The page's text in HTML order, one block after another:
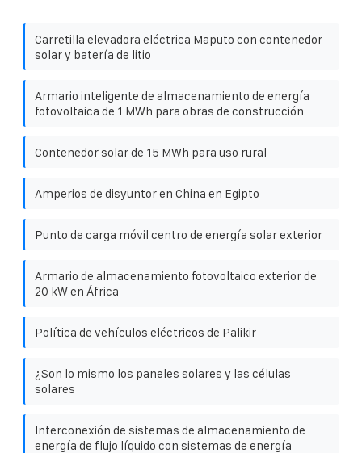
Carretilla elevadora eléctrica Maputo con contenedor
solar y batería de litio
Armario inteligente de almacenamiento de energía
fotovoltaica de 1 MWh para obras de construcción
Contenedor solar de 15 MWh para uso rural
Amperios de disyuntor en China en Egipto
Punto de carga móvil centro de energía solar exterior
Armario de almacenamiento fotovoltaico exterior de
20 kW en África
Política de vehículos eléctricos de Palikir
¿Son lo mismo los paneles solares y las células
solares
Interconexión de sistemas de almacenamiento de
energía de flujo líquido con sistemas de energía